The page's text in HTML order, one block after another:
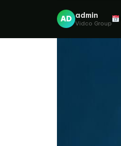
AD admin
Vidco Group